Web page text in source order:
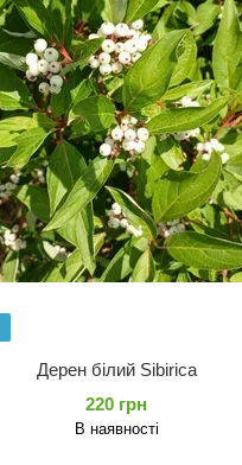
Дерен білий Sibirica
220 грн
В наявності